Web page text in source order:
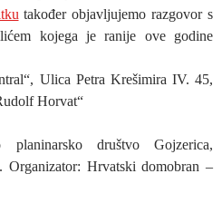
također objavljujemo razgovor s
kojega je ranije ove godine
Ulica Petra Krešimira IV. 45,
Horvat“
planinarsko društvo Gojzerica,
Hrvatski domobran –